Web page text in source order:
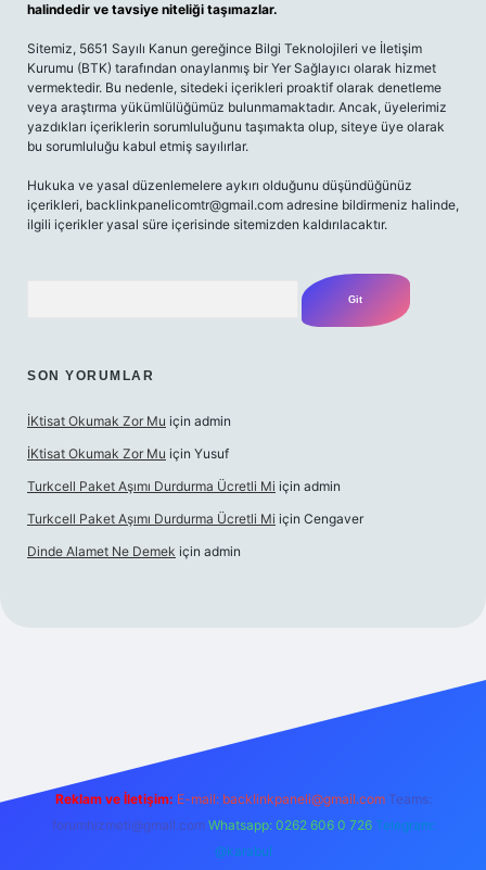
halindedir ve tavsiye niteliği taşımazlar.
Sitemiz, 5651 Sayılı Kanun gereğince Bilgi Teknolojileri ve İletişim
Kurumu (BTK) tarafından onaylanmış bir Yer Sağlayıcı olarak hizmet
vermektedir. Bu nedenle, sitedeki içerikleri proaktif olarak denetleme
veya araştırma yükümlülüğümüz bulunmamaktadır. Ancak, üyelerimiz
yazdıkları içeriklerin sorumluluğunu taşımakta olup, siteye üye olarak
bu sorumluluğu kabul etmiş sayılırlar.
Hukuka ve yasal düzenlemelere aykırı olduğunu düşündüğünüz
içerikleri, backlinkpanelicomtr@gmail.com adresine bildirmeniz halinde,
ilgili içerikler yasal süre içerisinde sitemizden kaldırılacaktır.
SON YORUMLAR
İKtisat Okumak Zor Mu için admin
İKtisat Okumak Zor Mu için Yusuf
Turkcell Paket Aşımı Durdurma Ücretli Mi için admin
Turkcell Paket Aşımı Durdurma Ücretli Mi için Cengaver
Dinde Alamet Ne Demek için admin
Reklam ve İletişim: E-mail: backlinkpaneli@gmail.com Teams:
forumhizmeti@gmail.com Whatsapp: 0262 606 0 726 Telegram:
@karabul